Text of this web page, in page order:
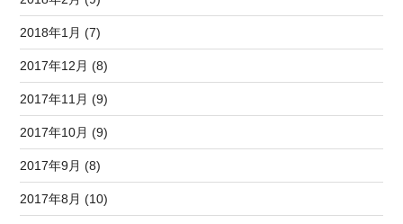
2018年1月 (7)
2017年12月 (8)
2017年11月 (9)
2017年10月 (9)
2017年9月 (8)
2017年8月 (10)